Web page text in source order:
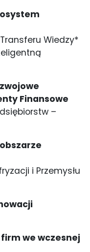
Wiedzy*
Finansowe
–
obszarze
i Przemysłu
firm we wczesnej